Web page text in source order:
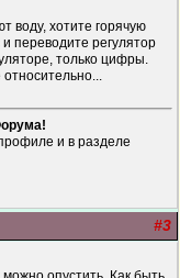
воду, хотите горячую
переводите регулятор
только цифры.
и в разделе
#3